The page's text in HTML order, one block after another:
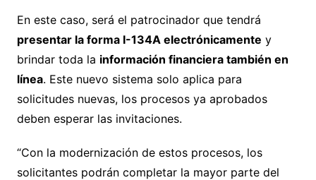
En este caso, será el patrocinador que tendrá
presentar la forma I-134A electrónicamente y
brindar toda la información financiera también en
línea. Este nuevo sistema solo aplica para
solicitudes nuevas, los procesos ya aprobados
deben esperar las invitaciones.
“Con la modernización de estos procesos, los
solicitantes podrán completar la mayor parte del